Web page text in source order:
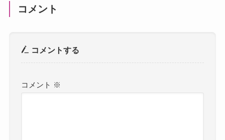
コメント
コメントする
コメント ※